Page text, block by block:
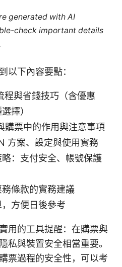
generated with AI
check important details
以下內容要點：
程與省錢技巧（含優惠
擇）
購票中的作用與注意事項
方案、設定與使用實務
：支付安全、帳號保護
條款的實務建議
方便日後參考
用的工具提醒：在購票與
私與裝置安全相當重要。
票過程的安全性，可以考